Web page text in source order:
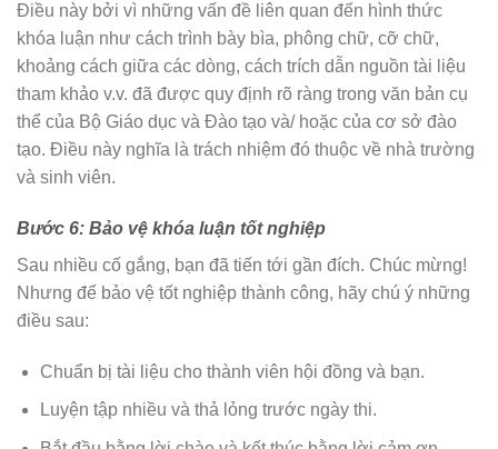
Điều này bởi vì những vấn đề liên quan đến hình thức
khóa luận như cách trình bày bìa, phông chữ, cỡ chữ,
khoảng cách giữa các dòng, cách trích dẫn nguồn tài liệu
tham khảo v.v. đã được quy định rõ ràng trong văn bản cụ
thể của Bộ Giáo dục và Đào tạo và/ hoặc của cơ sở đào
tạo. Điều này nghĩa là trách nhiệm đó thuộc về nhà trường
và sinh viên.
Bước 6: Bảo vệ khóa luận tốt nghiệp
Sau nhiều cố gắng, bạn đã tiến tới gần đích. Chúc mừng!
Nhưng để bảo vệ tốt nghiệp thành công, hãy chú ý những
điều sau:
Chuẩn bị tài liệu cho thành viên hội đồng và bạn.
Luyện tập nhiều và thả lỏng trước ngày thi.